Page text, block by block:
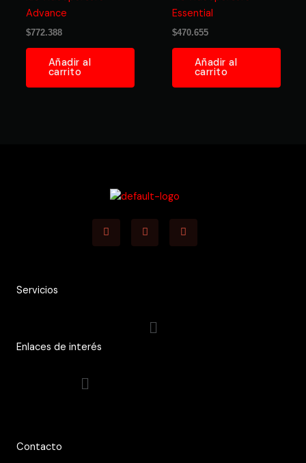
Advance
$772.388
Añadir al
carrito
Essential
$470.655
Añadir al
carrito
FacebookYoutubeInstagram
Servicios
Menú
Enlaces de interés
Menú
Contacto